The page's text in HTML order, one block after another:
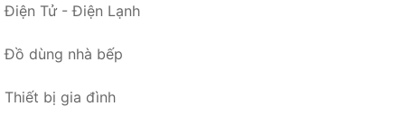
Điện Tử - Điện Lạnh
Đồ dùng nhà bếp
Thiết bị gia đình